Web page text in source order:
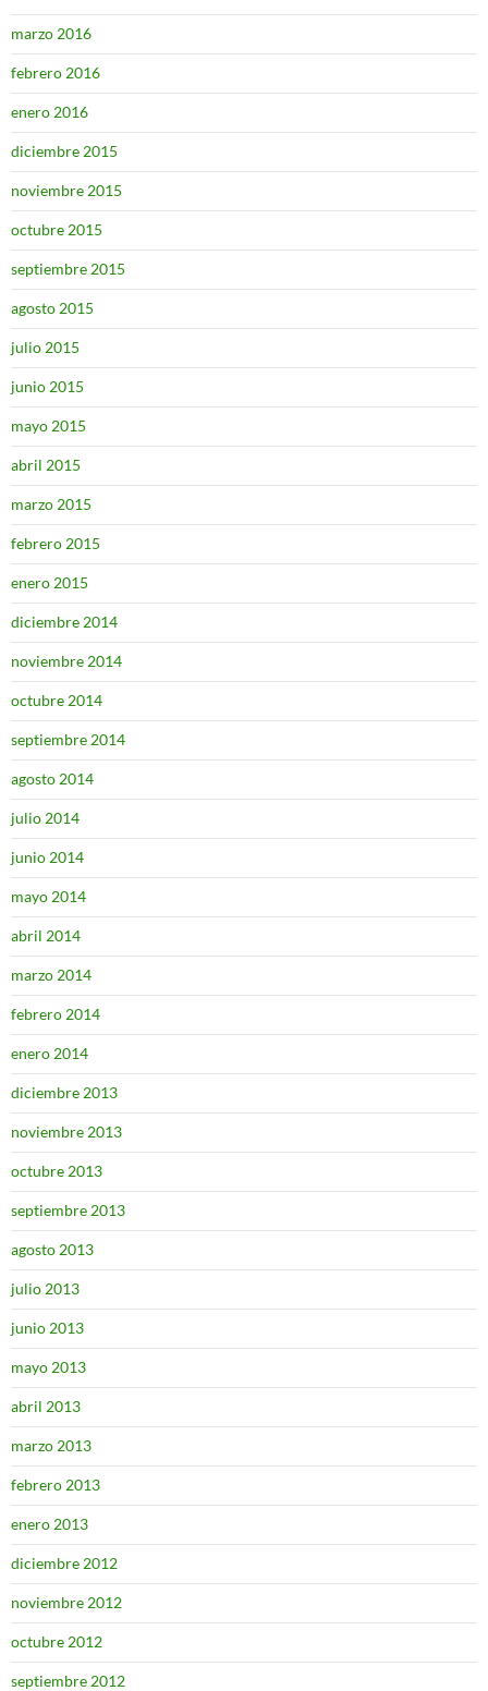
marzo 2016
febrero 2016
enero 2016
diciembre 2015
noviembre 2015
octubre 2015
septiembre 2015
agosto 2015
julio 2015
junio 2015
mayo 2015
abril 2015
marzo 2015
febrero 2015
enero 2015
diciembre 2014
noviembre 2014
octubre 2014
septiembre 2014
agosto 2014
julio 2014
junio 2014
mayo 2014
abril 2014
marzo 2014
febrero 2014
enero 2014
diciembre 2013
noviembre 2013
octubre 2013
septiembre 2013
agosto 2013
julio 2013
junio 2013
mayo 2013
abril 2013
marzo 2013
febrero 2013
enero 2013
diciembre 2012
noviembre 2012
octubre 2012
septiembre 2012